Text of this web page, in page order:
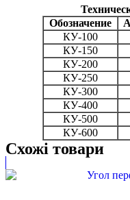
Обозначение
КУ-100
КУ-150
КУ-200
КУ-250
КУ-300
КУ-400
КУ-500
КУ-600
Схожі товари